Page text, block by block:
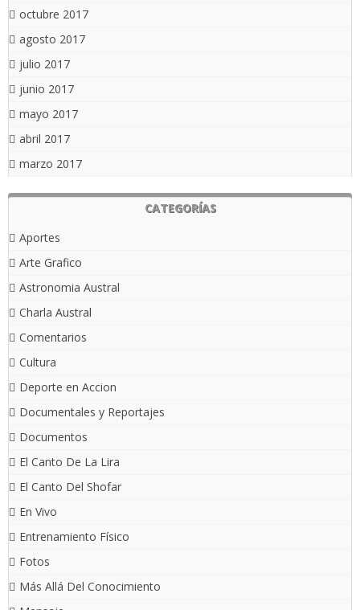
octubre 2017
agosto 2017
julio 2017
junio 2017
mayo 2017
abril 2017
marzo 2017
CATEGORÍAS
Aportes
Arte Grafico
Astronomia Austral
Charla Austral
Comentarios
Cultura
Deporte en Accion
Documentales y Reportajes
Documentos
El Canto De La Lira
El Canto Del Shofar
En Vivo
Entrenamiento Físico
Fotos
Más Allá Del Conocimiento